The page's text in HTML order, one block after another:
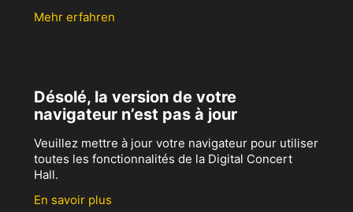
Mehr erfahren
Désolé, la version de votre
navigateur n’est pas à jour
Veuillez mettre à jour votre navigateur pour utiliser
toutes les fonctionnalités de la Digital Concert
Hall.
En savoir plus